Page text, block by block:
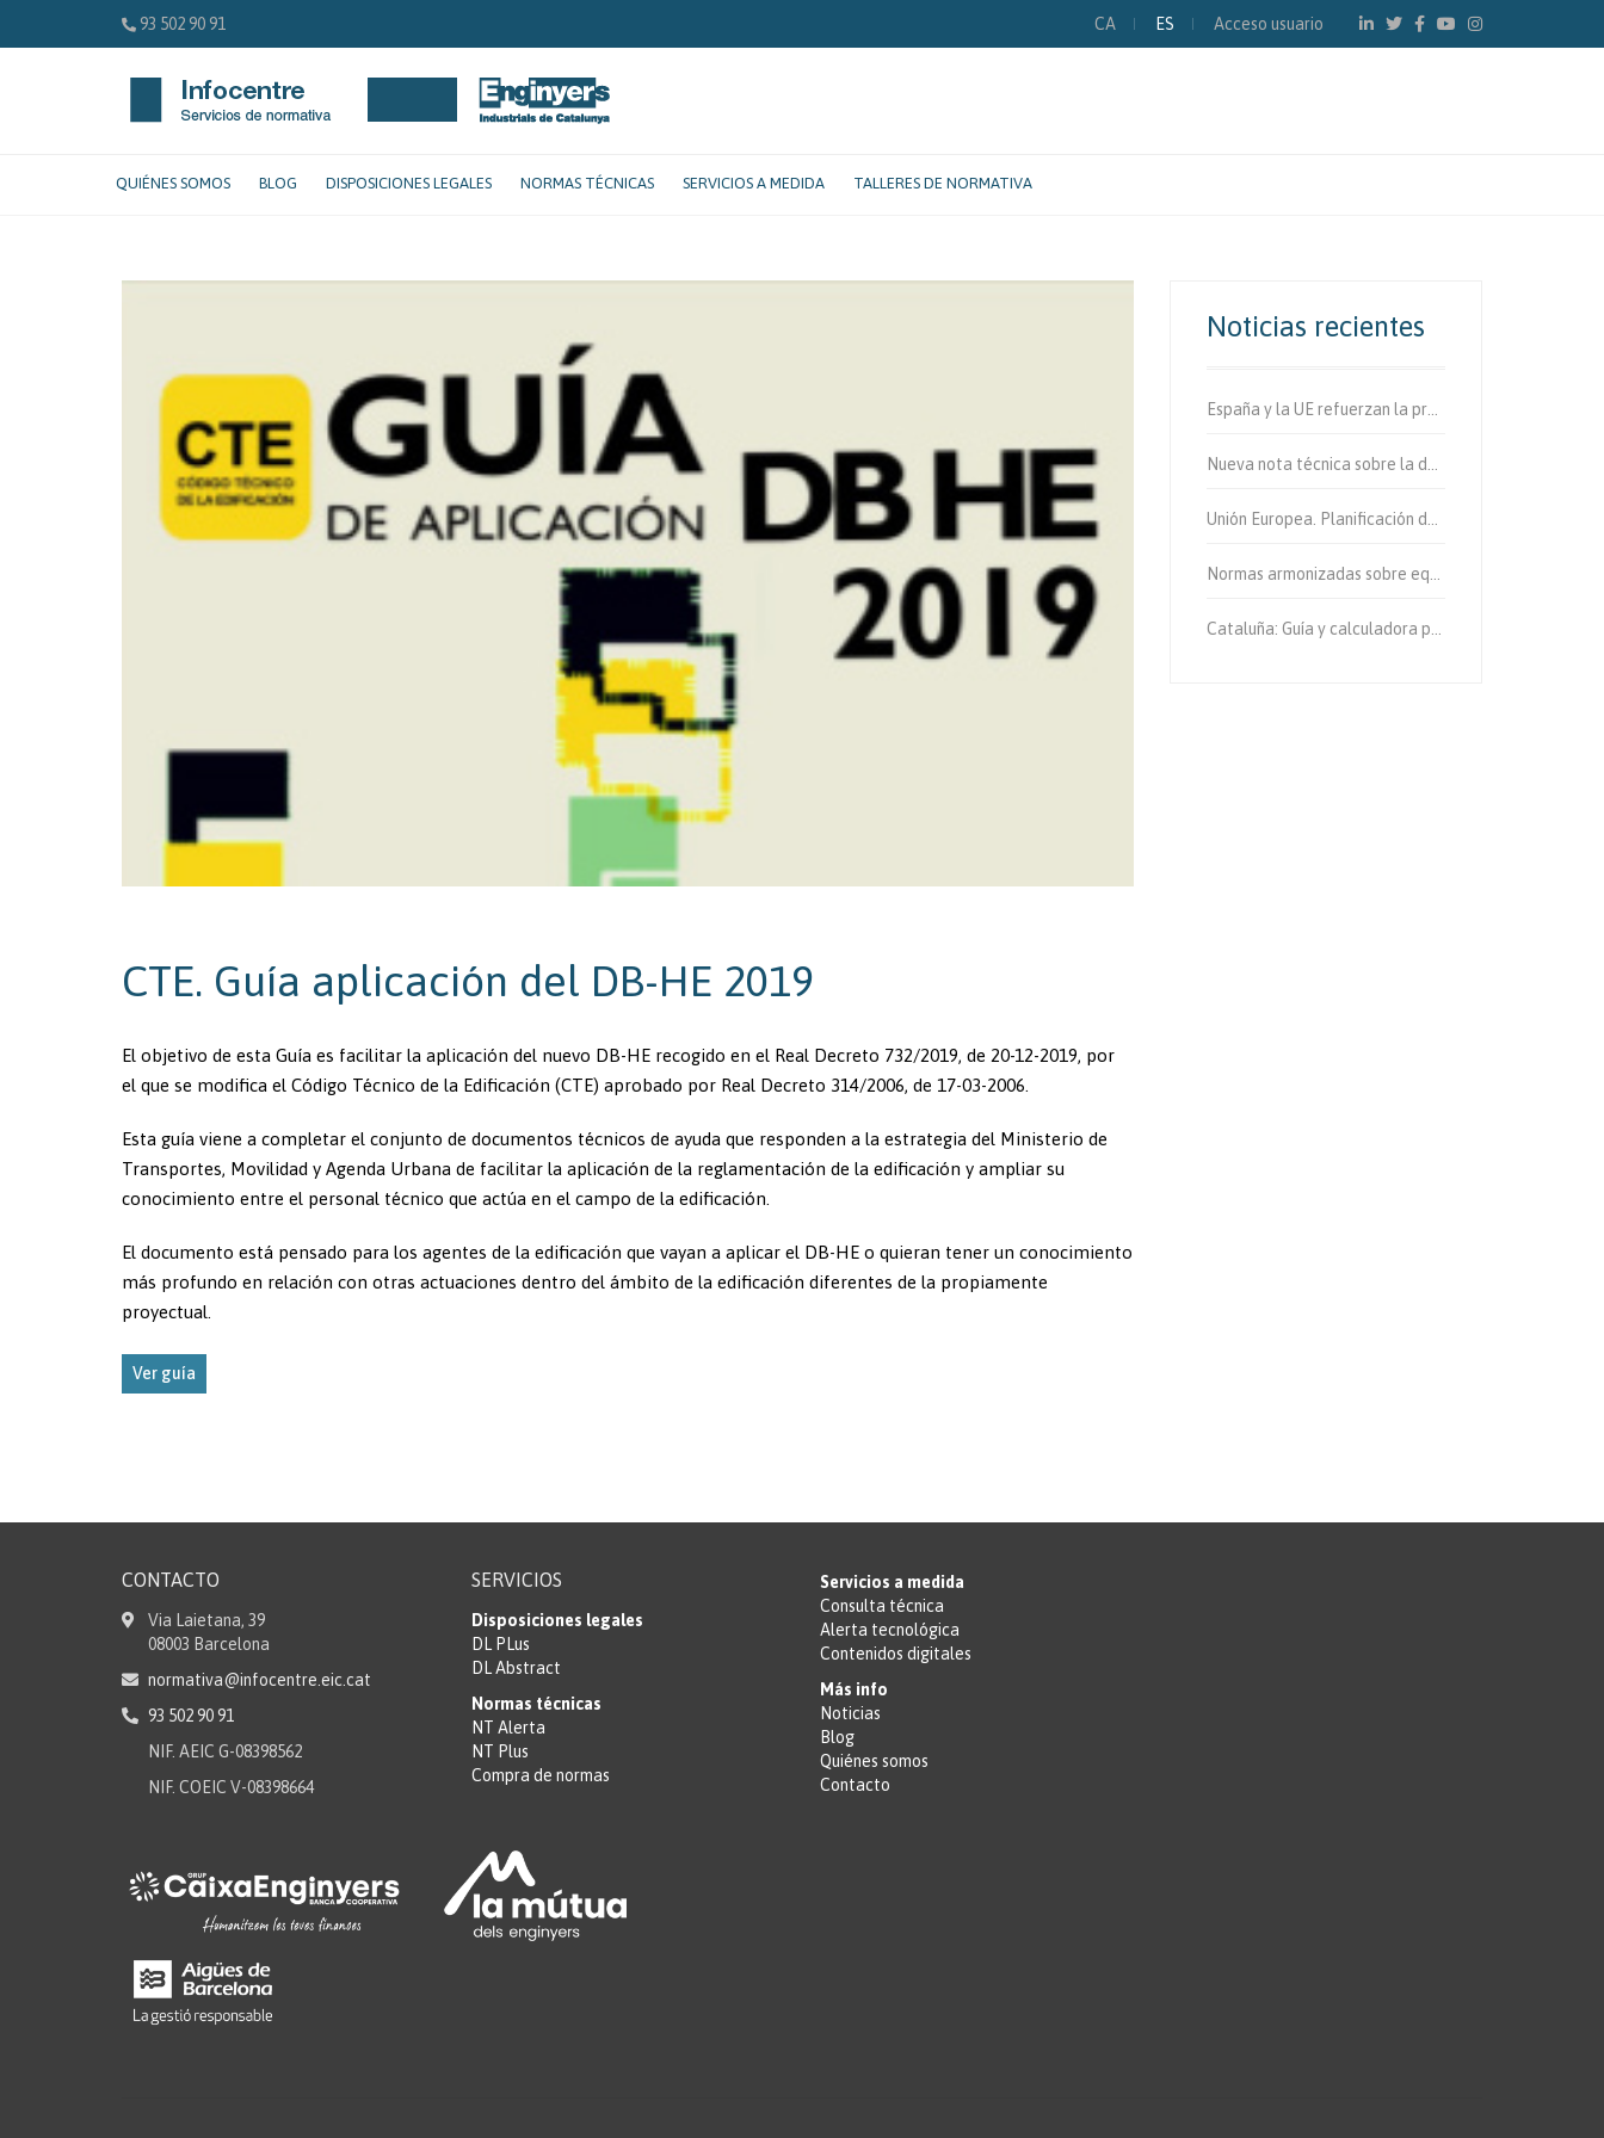
93 502 90 91 CA ES Acceso usuario
QUIÉNES SOMOS BLOG DISPOSICIONES LEGALES NORMAS TÉCNICAS SERVICIOS A MEDIDA TALLERES DE NORMATIVA
CTE. Guía aplicación del DB-HE 2019
El objetivo de esta Guía es facilitar la aplicación del nuevo DB-HE recogido en el Real Decreto 732/2019, de 20-12-2019, por
el que se modifica el Código Técnico de la Edificación (CTE) aprobado por Real Decreto 314/2006, de 17-03-2006.
Esta guía viene a completar el conjunto de documentos técnicos de ayuda que responden a la estrategia del Ministerio de
Transportes, Movilidad y Agenda Urbana de facilitar la aplicación de la reglamentación de la edificación y ampliar su
conocimiento entre el personal técnico que actúa en el campo de la edificación.
El documento está pensado para los agentes de la edificación que vayan a aplicar el DB-HE o quieran tener un conocimiento
más profundo en relación con otras actuaciones dentro del ámbito de la edificación diferentes de la propiamente
proyectual.
Ver guía
Noticias recientes
España y la UE refuerzan la protección de los usuarios vulnerables de la vía.
CONTACTO
Via Laietana, 39
08003 Barcelona
normativa@infocentre.eic.cat
93 502 90 91
NIF. AEIC G-08398562
NIF. COEIC V-08398664
SERVICIOS
Disposiciones legales
DL PLus
DL Abstract
Normas técnicas
NT Alerta
NT Plus
Compra de normas
Servicios a medida
Consulta técnica
Alerta tecnológica
Contenidos digitales
Más info
Noticias
Blog
Quiénes somos
Contacto